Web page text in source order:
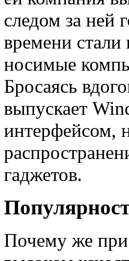
следом за ней
времени
носимые
Бросаясь
выпускает
интерфейсом,
гаджетов.
Почему же при